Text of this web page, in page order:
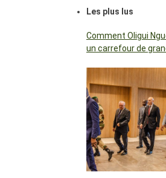
Les plus lus
Comment Oligui
un carrefour de